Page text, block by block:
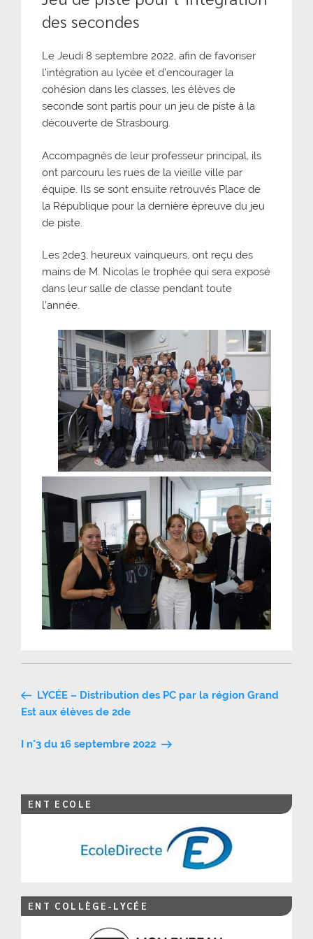
des secondes
Le Jeudi 8 septembre 2022, afin de favoriser
l’intégration au lycée et d’encourager la
cohésion dans les classes, les élèves de
seconde sont partis pour un jeu de piste à la
découverte de Strasbourg.
Accompagnés de leur professeur principal, ils
ont parcouru les rues de la vieille ville par
équipe. Ils se sont ensuite retrouvés Place de
la République pour la dernière épreuve du jeu
de piste.
Les 2de3, heureux vainqueurs, ont reçu des
mains de M. Nicolas le trophée qui sera exposé
dans leur salle de classe pendant toute
l’année.
Navigation
de
l’article
LYCÉE – Distribution des PC par la région Grand
Est aux élèves de 2de
I n°3 du 16 septembre 2022
ENT ECOLE
ENT COLLÈGE-LYCÉE